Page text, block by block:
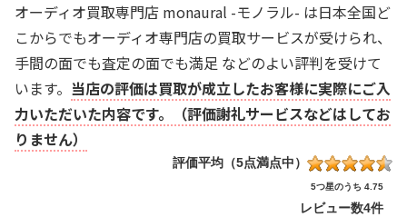
オーディオ買取専門店 monaural -モノラル- は日本全国ど
こからでもオーディオ専門店の買取サービスが受けられ、
手間の面でも査定の面でも満足 などのよい評判を受けて
います。 当店の評価は買取が成立したお客様に実際にご入
力いただいた内容です。（評価謝礼サービスなどはしてお
りません）
評価平均（5点満点中）
5つ星のうち 4.75
レビュー数4件